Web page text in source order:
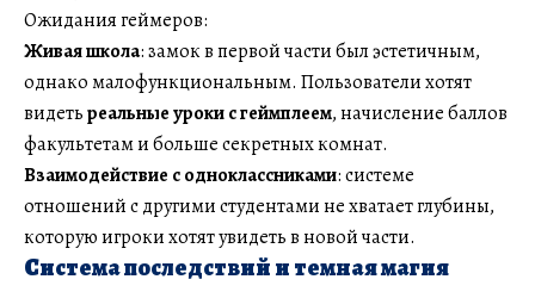
Ожидания геймеров:
Живая школа: замок в первой части был эстетичным,
однако малофункциональным. Пользователи хотят
видетьреальные уроки с геймплеем, начисление баллов
факультетам и больше секретных комнат.
Взаимодействие с одноклассниками: системе
отношений с другими студентами не хватает глубины,
которую игроки хотят увидеть в новой части.
Система последствий и темная магия